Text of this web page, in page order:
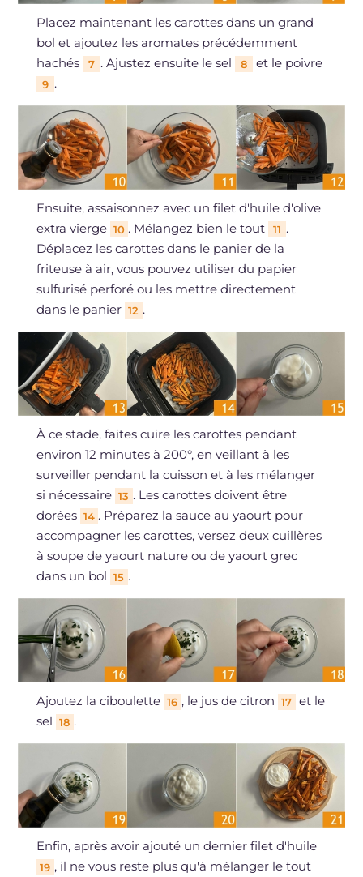
Placez maintenant les carottes dans un grand
bol et ajoutez les aromates précédemment
hachés
7 . Ajustez ensuite le sel 8 et le poivre
9 .
Ensuite, assaisonnez avec un filet d'huile d'olive
extra vierge 10 . Mélangez bien le tout 11 .
Déplacez les carottes dans le panier de la
friteuse à air, vous pouvez utiliser du papier
sulfurisé perforé ou les mettre directement
dans le panier 12 .
À ce stade, faites cuire les carottes pendant
environ 12 minutes à 200°, en veillant à les
surveiller pendant la cuisson et à les mélanger
si nécessaire 13 . Les carottes doivent être
dorées 14 . Préparez la sauce au yaourt pour
accompagner les carottes, versez deux cuillères
à soupe de yaourt nature ou de yaourt grec
dans un bol 15 .
Ajoutez la ciboulette 16 , le jus de citron 17 et le
sel 18 .
Enfin, après avoir ajouté un dernier filet d'huile
19 , il ne vous reste plus qu'à mélanger le tout